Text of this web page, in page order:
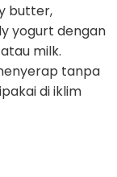
butter,
yogurt dengan
milk.
tanpa
di iklim